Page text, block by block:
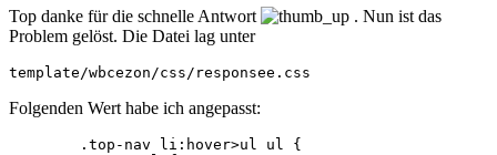
Top danke für die schnelle Antwort
. Nun ist das
Problem gelöst. Die Datei lag unter
template/wbcezon/css/responsee.css
Folgenden Wert habe ich angepasst: